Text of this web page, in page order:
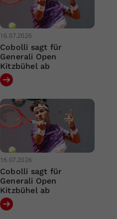
16.07.2026
Cobolli sagt für
Generali Open
Kitzbühel ab
16.07.2026
Cobolli sagt für
Generali Open
Kitzbühel ab